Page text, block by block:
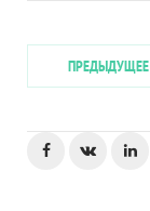
ПРЕДЫДУЩЕЕ